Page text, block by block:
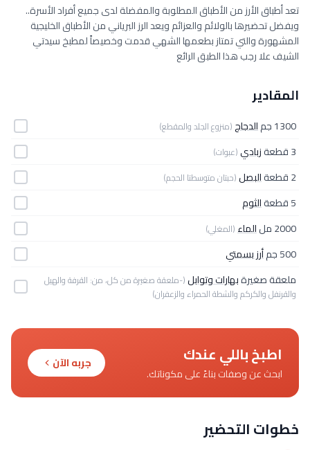
تعد أطباق الأرز من الأطباق المطلوبة والمفضلة لدى جميع أفراد الأسرة..
ويفضل تحضيرها بالولائم والعزائم ويعد الرز البرياني من الأطباق الخليجية
المشهورة والتي تمتاز بطعمها الشهي قدمت وخصيصاً لمطبخ سيدتي
الشيف علا رجب هذا الطبق الرائع
المقادير
1300 جم الدجاج(منزوع الجلد والمقطع)
3 قطعة زبادي(عبوات)
2 قطعة البصل(حبتان متوسطتا الحجم)
5 قطعة
الثوم
2000 مل
الماء(المغلي)
500 جم
أرز بسمتي
ملعقة صغيرةبهارات وتوابل(-ملعقة صغيرة من كل، من: القرفة والهيل
والقرنفل والكركم والشطة الحمراء والزعفران)
اطبخ باللي عندك
ابحث عن وصفات بناءً على مكوناتك.
جربه الآن
خطوات التحضير